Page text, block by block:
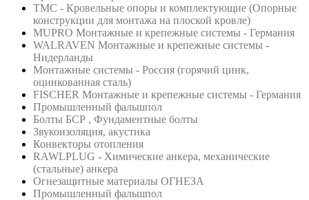
ТМС - Кровельные опоры и комплектующие (Опорные
конструкции для монтажа на плоской кровле)
MUPRO Монтажные и крепежные системы - Германия
WALRAVEN Монтажные и крепежные системы -
Нидерланды
Монтажные системы - Россия (горячий цинк,
оцинкованная сталь)
FISCHER Монтажные и крепежные системы - Германия
Промышленный фальшпол
Болты БСР , Фундаментные болты
Звукоизоляция, акустика
Конвекторы отопления
RAWLPLUG - Химические анкера, механические
(стальные) анкера
Огнезащитные материалы ОГНЕЗА
Промышленный фальшпол